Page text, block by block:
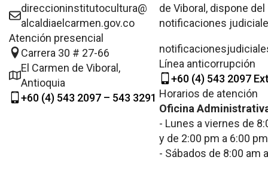
direccioninstitutocultura@
alcaldiaelcarmen.gov.co
Atención presencial
Carrera 30 # 27-66
El Carmen de Viboral,
Antioquia
+60 (4) 543 2097 – 543 3291
de Viboral, dispone
notificaciones
Línea anticorrupción
+60 (4) 543 2097
Horarios de atención
Oficina
- Lunes a viernes de
y de 2:00 pm a 6:00 pm
- Sábados de 8:00 am